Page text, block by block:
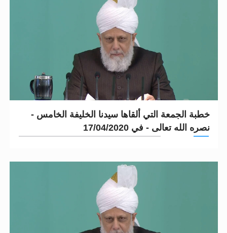
خطبة الجمعة التي ألقاها سيدنا الخليفة الخامس -
نصره الله تعالى - في 17/04/2020